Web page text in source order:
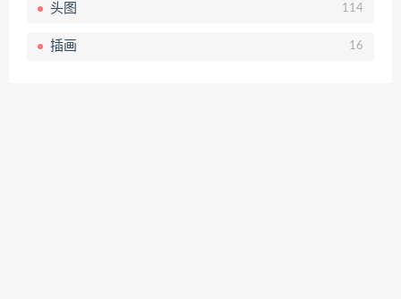
头图 114
插画 16